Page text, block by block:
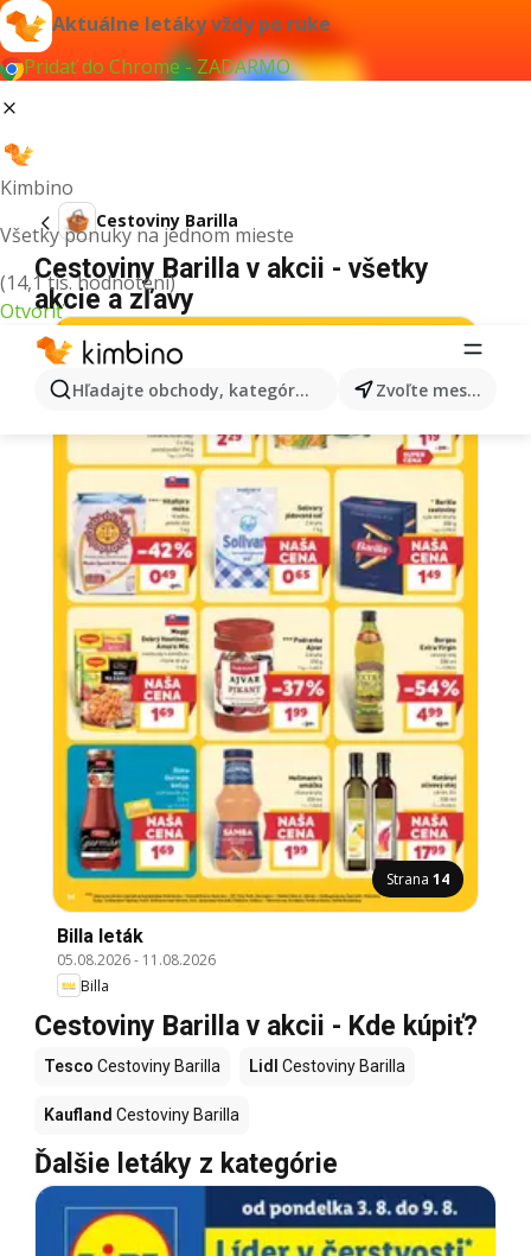
Aktuálne letáky vždy po ruke
Pridať do Chrome - ZADARMO
Kimbino
Všetky ponuky na jednom mieste
(14,1 tis. hodnotení)
Otvoriť
Hľadajte obchody, kategórie, produkty... Zvoľte mesto
Cestoviny Barilla
Cestoviny Barilla v akcii - všetky
akcie a zľavy
Strana 14
Billa leták
05.08.2026- 11.08.2026
Billa
Cestoviny Barilla v akcii - Kde kúpiť?
Tesco Cestoviny Barilla Lidl Cestoviny Barilla
Kaufland Cestoviny Barilla
Ďalšie letáky z kategórie